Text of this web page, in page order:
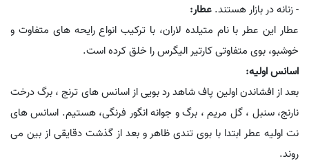
- زنانه در بازار هستند. عطار:
عطار این عطر با نام متیلده لاران، با ترکیب انواع رایحه های متفاوت و
خوشبو، بوی متفاوتی کارتیر الیگرس را خلق کرده است.
اسانس اولیه:
بعد از افشاندن اولین پاف شاهد رد بویی از اسانس های ترنج ، برگ درخت
نارنج، سنبل ، گل مریم ، برگ و جوانه انگور فرنگی، هستیم. اسانس های
نت اولیه عطر ابتدا با بوی تندی ظاهر و بعد از گذشت دقایقی از بین می
روند.